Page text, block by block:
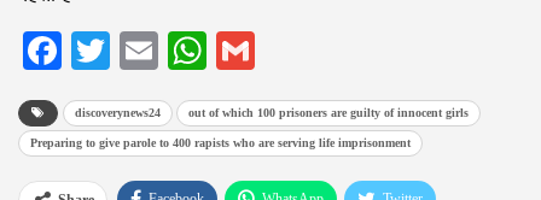
Facebook
TwitterEmailWhatsApp
discoverynews24 out of which 100 prisoners are guilty of innocent girls
Preparing to give parole to 400 rapists who are serving life imprisonment